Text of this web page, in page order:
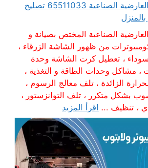
مهندس كمبيوتر العارضية الصناعية 65511033 تصليح
الصناعية المختص بصيانة و
من ظهور الشاشة الزرقاء ،
، تعطيل كرت الشاشة وحدة
، مشاكل وحدات الطاقة و التغذية ،
الزائدة ، تلف معالج الرسوم ،
بشكل متكرر ، تلف التوانزستور ،
، تنظيف ... اقرأ المزيد